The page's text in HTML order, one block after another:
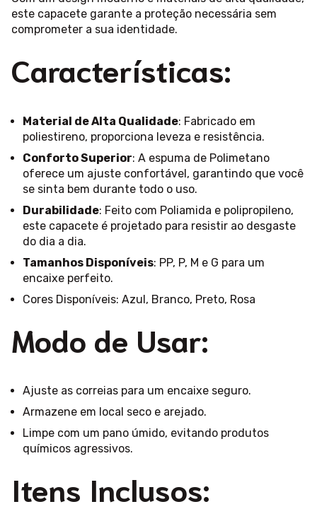
este capacete garante a proteção necessária sem
comprometer a sua identidade.
Características:
Material de Alta Qualidade: Fabricado em
poliestireno, proporciona leveza e resistência.
Conforto Superior: A espuma de Polimetano
oferece um ajuste confortável, garantindo que você
se sinta bem durante todo o uso.
Durabilidade: Feito com Poliamida e polipropileno,
este capacete é projetado para resistir ao desgaste
do dia a dia.
Tamanhos Disponíveis: PP, P, M e G para um
encaixe perfeito.
Cores Disponíveis: Azul, Branco, Preto, Rosa
Modo de Usar:
Ajuste as correias para um encaixe seguro.
Armazene em local seco e arejado.
Limpe com um pano úmido, evitando produtos
químicos agressivos.
Itens Inclusos: